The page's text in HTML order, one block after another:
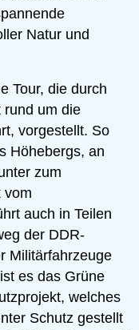
Natur und
Tour, die durch
rund um die
vorgestellt. So
Höhebergs, an
zum
vom
auch in Teilen
der DDR-
Militärfahrzeuge
es das Grüne
welches
Schutz gestellt